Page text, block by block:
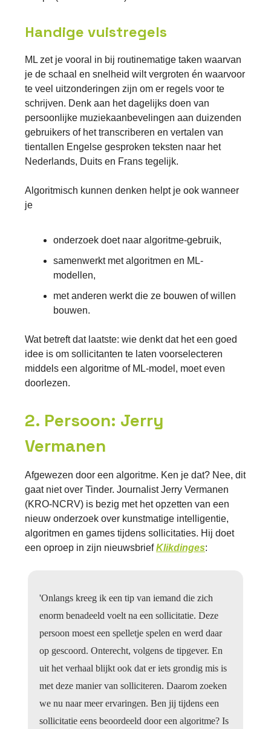
Handige vuistregels
ML zet je vooral in bij routinematige taken waarvan
je de schaal en snelheid wilt vergroten én waarvoor
te veel uitzonderingen zijn om er regels voor te
schrijven. Denk aan het dagelijks doen van
persoonlijke muziekaanbevelingen aan duizenden
gebruikers of het transcriberen en vertalen van
tientallen Engelse gesproken teksten naar het
Nederlands, Duits en Frans tegelijk.
Algoritmisch kunnen denken helpt je ook wanneer
je
onderzoek doet naar algoritme-gebruik,
samenwerkt met algoritmen en ML-
modellen,
met anderen werkt die ze bouwen of willen
bouwen.
Wat betreft dat laatste: wie denkt dat het een goed
idee is om sollicitanten te laten voorselecteren
middels een algoritme of ML-model, moet even
doorlezen.
2. Persoon: Jerry
Vermanen
Afgewezen door een algoritme. Ken je dat? Nee, dit
gaat niet over Tinder. Journalist Jerry Vermanen
(KRO-NCRV) is bezig met het opzetten van een
nieuw onderzoek over kunstmatige intelligentie,
algoritmen en games tijdens sollicitaties. Hij doet
een oproep in zijn nieuwsbriefKlikdinges:
'Onlangs kreeg ik een tip van iemand die zich
enorm benadeeld voelt na een sollicitatie. Deze
persoon moest een spelletje spelen en werd daar
op gescoord. Onterecht, volgens de tipgever. En
uit het verhaal blijkt ook dat er iets grondig mis is
met deze manier van solliciteren. Daarom zoeken
we nu naar meer ervaringen. Ben jij tijdens een
sollicitatie eens beoordeeld door een algoritme? Is